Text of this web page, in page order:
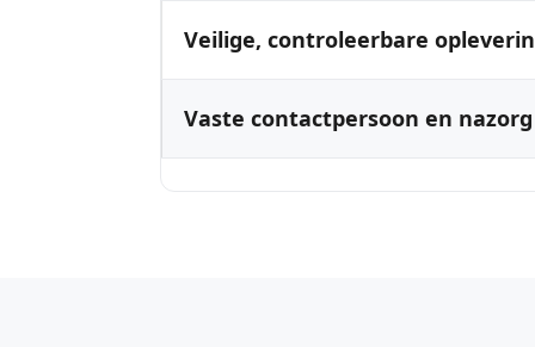
Veilige, controleerbare
Vaste contactpersoon en nazorg